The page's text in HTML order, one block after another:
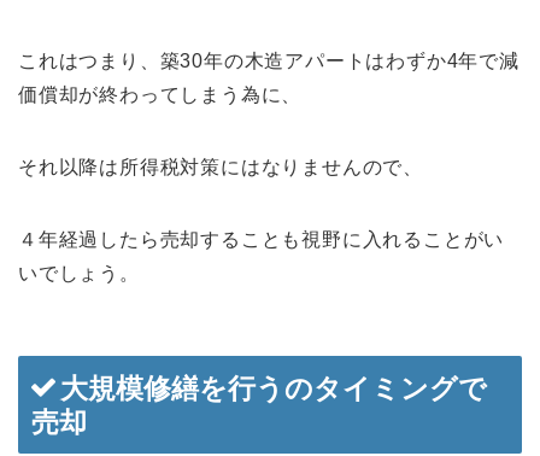
これはつまり、築30年の木造アパートはわずか4年で減
価償却が終わってしまう為に、
それ以降は所得税対策にはなりませんので、
４年経過したら売却することも視野に入れることがい
いでしょう。
大規模修繕を行うのタイミングで
売却